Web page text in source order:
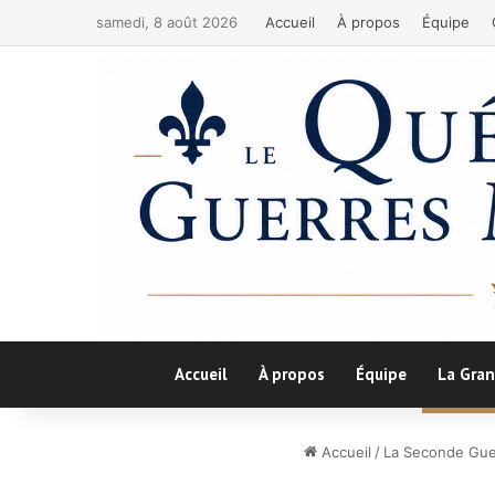
samedi, 8 août 2026 Accueil À propos Équipe
Accueil À propos Équipe La
Accueil / La Seconde